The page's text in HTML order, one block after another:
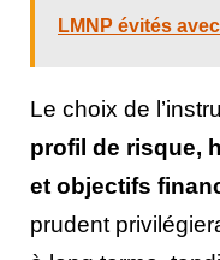
LMNP évités
Le choix de
profil de risque,
et objectifs
prudent